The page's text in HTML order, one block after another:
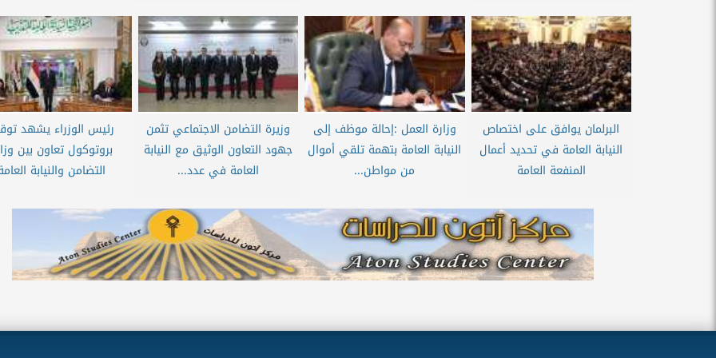
البرلمان يوافق على اختصاص
النيابة العامة في تحديد أعمال
المنفعة العامة
وزارة العمل :إحالة موظف إلى
النيابة العامة بتهمة تلقي أموال
من مواطن...
وزيرة التضامن الاجتماعي تثمن
جهود التعاون الوثيق مع النيابة
العامة في عدد...
رئيس الوزراء يشهد
بروتوكول تعاون بين
التضامن والنيابة